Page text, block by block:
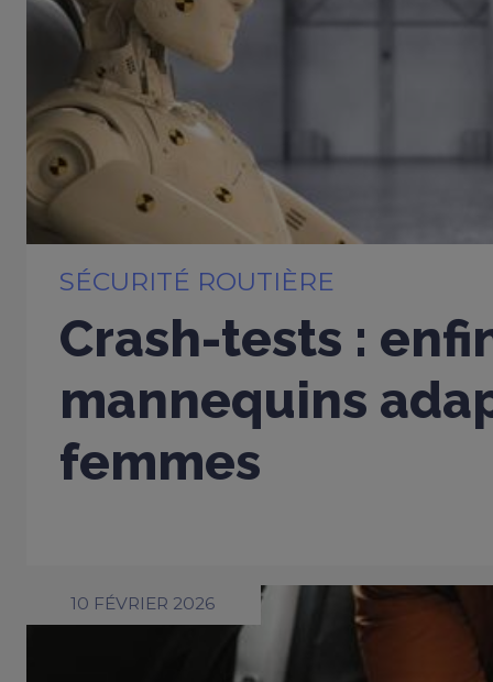
SÉCURITÉ ROUTIÈRE
Crash-tests :
mannequins
femmes
10 FÉVRIER 2026